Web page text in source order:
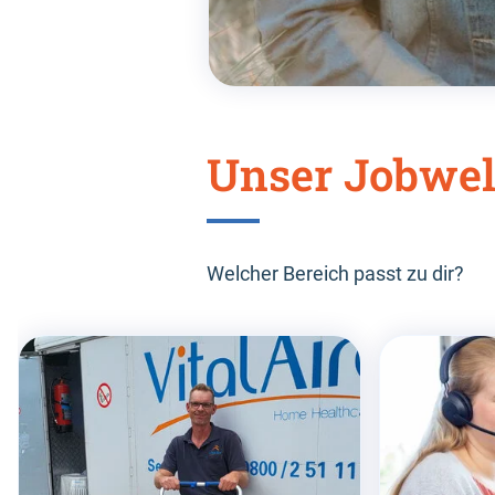
Unser
Welcher Bereich passt zu dir?
this
section